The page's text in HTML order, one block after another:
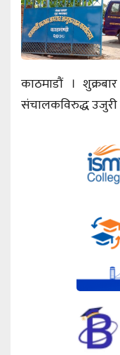
काठमाडौं ।
संचालकविरुद्ध उजुरी